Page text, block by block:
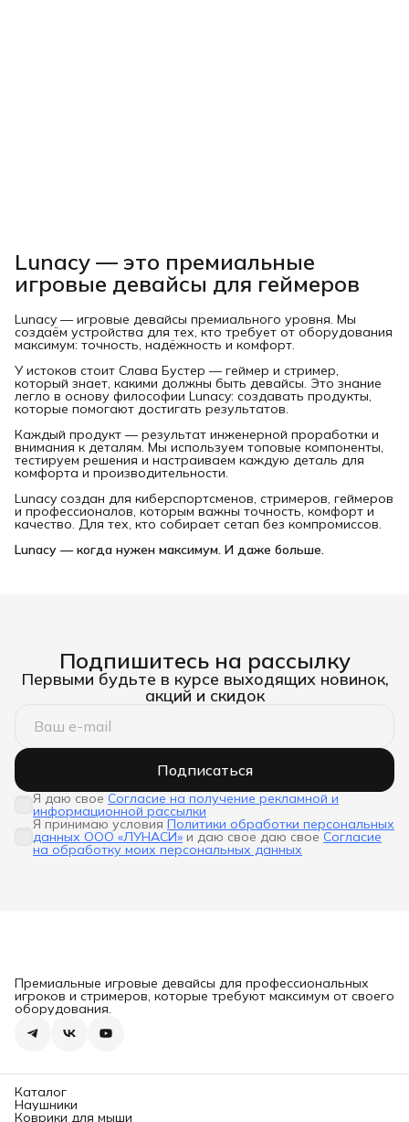
Lunacy — это премиальные
игровые девайсы для геймеров
Lunacy — игровые девайсы премиального уровня. Мы
создаём устройства для тех, кто требует от оборудования
максимум: точность, надёжность и комфорт.
У истоков стоит Слава Бустер — геймер и стример,
который знает, какими должны быть девайсы. Это знание
легло в основу философии Lunacy: создавать продукты,
которые помогают достигать результатов.
Каждый продукт — результат инженерной проработки и
внимания к деталям. Мы используем топовые компоненты,
тестируем решения и настраиваем каждую деталь для
комфорта и производительности.
Lunacy создан для киберспортсменов, стримеров, геймеров
и профессионалов, которым важны точность, комфорт и
качество. Для тех, кто собирает сетап без компромиссов.
Lunacy — когда нужен максимум. И даже больше.
Подпишитесь на рассылку
Первыми будьте в курсе выходящих новинок,
акций и скидок
Подписаться
Я даю свое Согласие на получение рекламной и
информационной рассылки
Я принимаю условия Политики обработки персональных
данных ООО «ЛУНАСИ» и даю свое даю свое Согласие
на обработку моих персональных данных
Премиальные игровые девайсы для профессиональных
игроков и стримеров, которые требуют максимум от своего
оборудования.
Каталог
Наушники
Коврики для мыши